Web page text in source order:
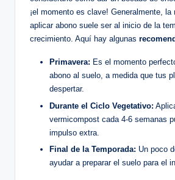
¡el momento es clave! Generalmente, la
aplicar abono suele ser al inicio de la
crecimiento. Aquí hay algunas
Primavera: Es el momento
abono al suelo, a medida que tus
despertar.
Durante el Ciclo Vegetativo:
vermicompost cada 4-6 semanas
impulso extra.
Final de la Temporada: Un poco
ayudar a preparar el suelo para el